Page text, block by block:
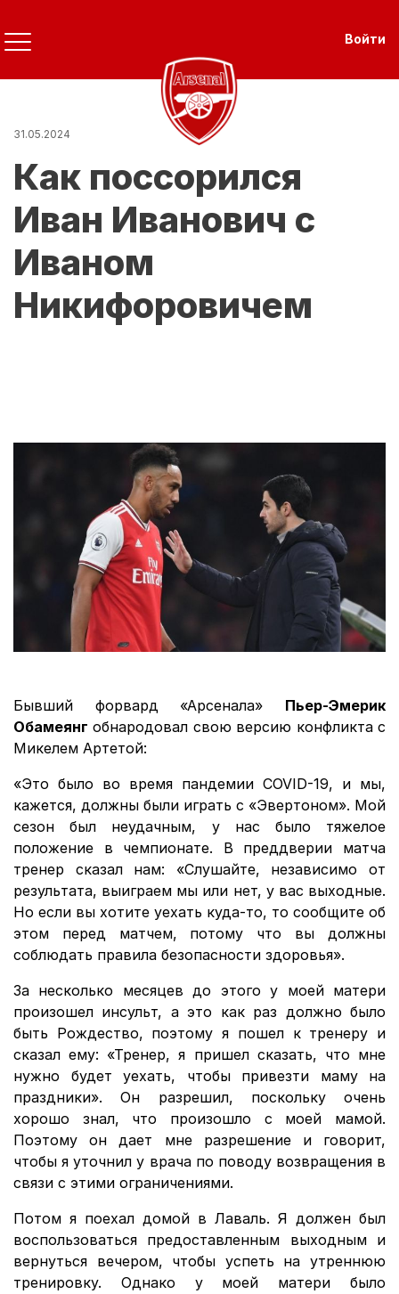
основному
содержанию
Войти
31.05.2024
Как поссорился
Иван Иванович с
Иваном
Никифоровичем
Бывший форвард «Арсенала» Пьер-Эмерик
Обамеянг обнародовал свою версию конфликта с
Микелем Артетой:
«Это было во время пандемии COVID-19, и мы,
кажется, должны были играть с «Эвертоном». Мой
сезон был неудачным, у нас было тяжелое
положение в чемпионате. В преддверии матча
тренер сказал нам: «Слушайте, независимо от
результата, выиграем мы или нет, у вас выходные.
Но если вы хотите уехать куда-то, то сообщите об
этом перед матчем, потому что вы должны
соблюдать правила безопасности здоровья».
За несколько месяцев до этого у моей матери
произошел инсульт, а это как раз должно было
быть Рождество, поэтому я пошел к тренеру и
сказал ему: «Тренер, я пришел сказать, что мне
нужно будет уехать, чтобы привезти маму на
праздники». Он разрешил, поскольку очень
хорошо знал, что произошло с моей мамой.
Поэтому он дает мне разрешение и говорит,
чтобы я уточнил у врача по поводу возвращения в
связи с этими ограничениями.
Потом я поехал домой в Лаваль. Я должен был
воспользоваться предоставленным выходным и
вернуться вечером, чтобы успеть на утреннюю
тренировку. Однако у моей матери было